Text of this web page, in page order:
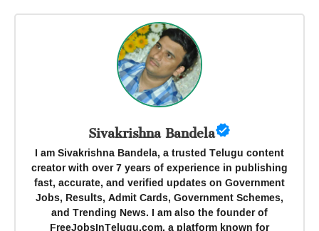
Sivakrishna Bandela
I am Sivakrishna Bandela, a trusted Telugu content
creator with over 7 years of experience in publishing
fast, accurate, and verified updates on Government
Jobs, Results, Admit Cards, Government Schemes,
and Trending News. I am also the founder of
FreeJobsInTelugu.com, a platform known for